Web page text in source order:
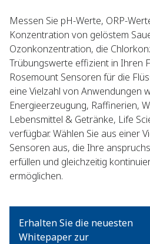
Messen Sie pH-Werte, ORP-
Konzentration von gelöstem
Ozonkonzentration, die
Trübungswerte effizient in Ihren
Rosemount Sensoren für die
eine Vielzahl von Anwendungen
Energieerzeugung, Raffinerien,
Lebensmittel & Getränke, Life
verfügbar. Wählen Sie aus einer
Sensoren aus, die Ihre
erfüllen und gleichzeitig
ermöglichen.​
Erhalten Sie die neuesten
Whitepaper zur